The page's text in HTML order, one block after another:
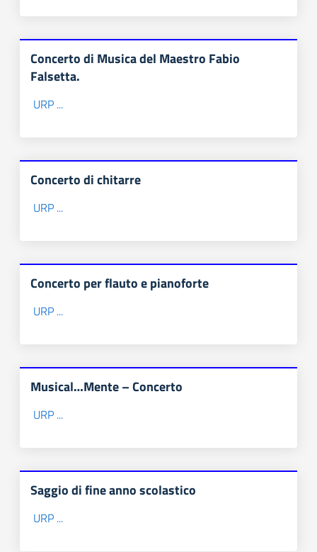
Concerto di Musica del Maestro Fabio
Falsetta.
URP ...
Concerto di chitarre
URP ...
Concerto per flauto e pianoforte
URP ...
Musical…Mente – Concerto
URP ...
Saggio di fine anno scolastico
URP ...